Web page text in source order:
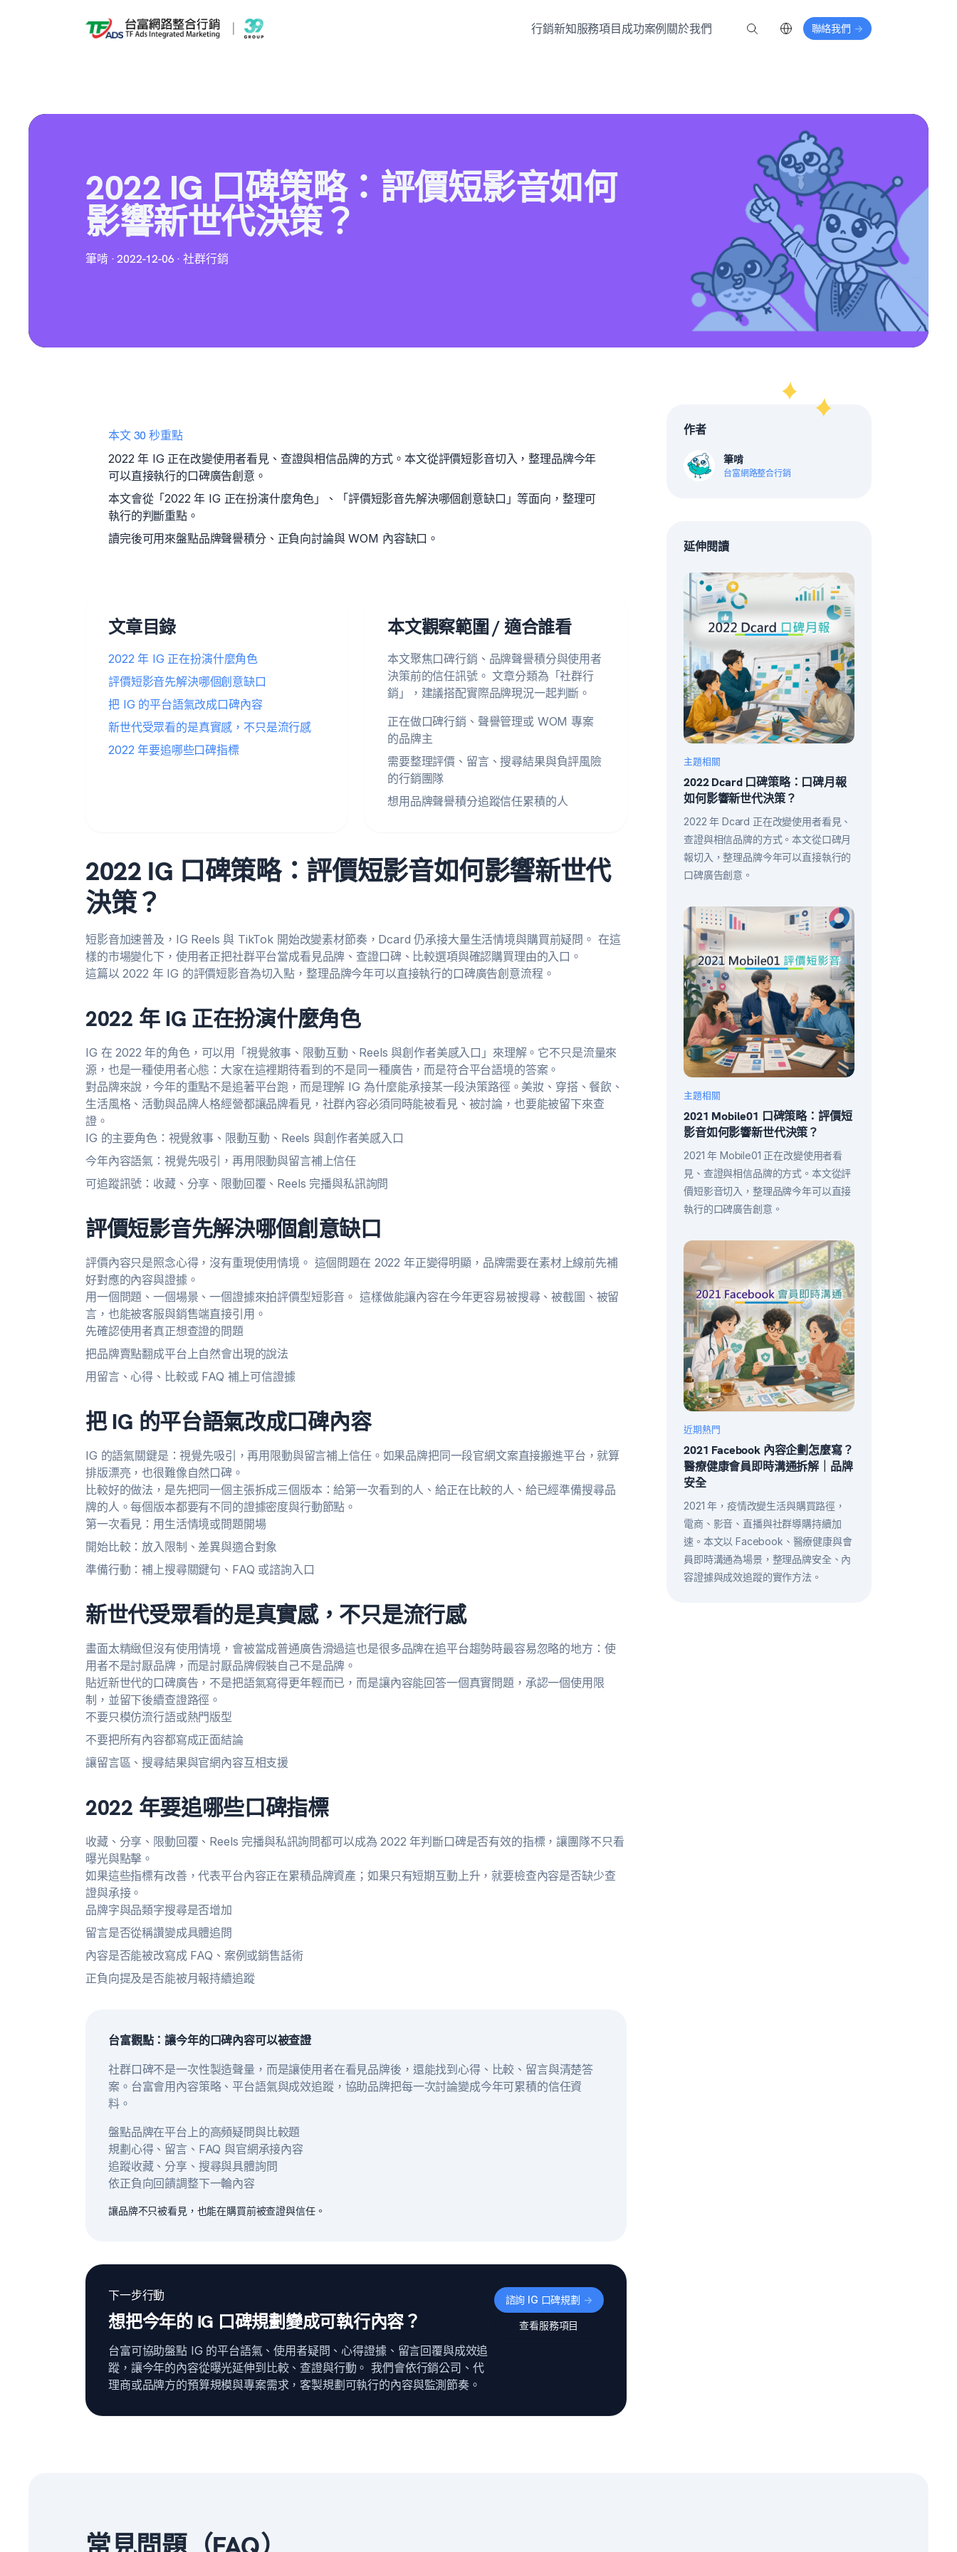
行銷新知服務項目 成功案例 關於我們 聯絡我們 ->
2022 IG 口碑策略：評價短影音如何
影響新世代決策？
筆啃 · 2022-12-06 · 社群行銷
本文 30 秒重點
2022 年 IG 正在改變使用者看見、查證與相信品牌的方式。本文從評價短影音切入，整理品牌今年
可以直接執行的口碑廣告創意。
本文會從「2022 年 IG 正在扮演什麼角色」、「評價短影音先解決哪個創意缺口」等面向，整理可
執行的判斷重點。
讀完後可用來盤點品牌聲譽積分、正負向討論與 WOM 內容缺口。
文章目錄
2022 年 IG 正在扮演什麼角色
評價短影音先解決哪個創意缺口
把 IG 的平台語氣改成口碑內容
新世代受眾看的是真實感，不只是流行感
2022 年要追哪些口碑指標
本文觀察範圍 / 適合誰看
本文聚焦口碑行銷、品牌聲譽積分與使用者
決策前的信任訊號。 文章分類為「社群行
銷」，建議搭配實際品牌現況一起判斷。
正在做口碑行銷、聲譽管理或 WOM 專案
的品牌主
需要整理評價、留言、搜尋結果與負評風險
的行銷團隊
想用品牌聲譽積分追蹤信任累積的人
2022 IG 口碑策略：評價短影音如何影響新世代
決策？
短影音加速普及，IG Reels 與 TikTok 開始改變素材節奏，Dcard 仍承接大量生活情境與購買前疑問。 在這
樣的市場變化下，使用者正把社群平台當成看見品牌、查證口碑、比較選項與確認購買理由的入口。
這篇以 2022 年 IG 的評價短影音為切入點，整理品牌今年可以直接執行的口碑廣告創意流程。
2022 年 IG 正在扮演什麼角色
IG 在 2022 年的角色，可以用「視覺敘事、限動互動、Reels 與創作者美感入口」來理解。它不只是流量來
源，也是一種使用者心態：大家在這裡期待看到的不是同一種廣告，而是符合平台語境的答案。
對品牌來說，今年的重點不是追著平台跑，而是理解 IG 為什麼能承接某一段決策路徑。美妝、穿搭、餐飲、
生活風格、活動與品牌人格經營都讓品牌看見，社群內容必須同時能被看見、被討論，也要能被留下來查
證。
IG 的主要角色：視覺敘事、限動互動、Reels 與創作者美感入口
今年內容語氣：視覺先吸引，再用限動與留言補上信任
可追蹤訊號：收藏、分享、限動回覆、Reels 完播與私訊詢問
評價短影音先解決哪個創意缺口
評價內容只是照念心得，沒有重現使用情境。 這個問題在 2022 年正變得明顯，品牌需要在素材上線前先補
好對應的內容與證據。
用一個問題、一個場景、一個證據來拍評價型短影音。 這樣做能讓內容在今年更容易被搜尋、被截圖、被留
言，也能被客服與銷售端直接引用。
先確認使用者真正想查證的問題
把品牌賣點翻成平台上自然會出現的說法
用留言、心得、比較或 FAQ 補上可信證據
把 IG 的平台語氣改成口碑內容
IG 的語氣關鍵是：視覺先吸引，再用限動與留言補上信任。如果品牌把同一段官網文案直接搬進平台，就算
排版漂亮，也很難像自然口碑。
比較好的做法，是先把同一個主張拆成三個版本：給第一次看到的人、給正在比較的人、給已經準備搜尋品
牌的人。每個版本都要有不同的證據密度與行動節點。
第一次看見：用生活情境或問題開場
開始比較：放入限制、差異與適合對象
準備行動：補上搜尋關鍵句、FAQ 或諮詢入口
新世代受眾看的是真實感，不只是流行感
畫面太精緻但沒有使用情境，會被當成普通廣告滑過這也是很多品牌在追平台趨勢時最容易忽略的地方：使
用者不是討厭品牌，而是討厭品牌假裝自己不是品牌。
貼近新世代的口碑廣告，不是把語氣寫得更年輕而已，而是讓內容能回答一個真實問題，承認一個使用限
制，並留下後續查證路徑。
不要只模仿流行語或熱門版型
不要把所有內容都寫成正面結論
讓留言區、搜尋結果與官網內容互相支援
2022 年要追哪些口碑指標
收藏、分享、限動回覆、Reels 完播與私訊詢問都可以成為 2022 年判斷口碑是否有效的指標，讓團隊不只看
曝光與點擊。
如果這些指標有改善，代表平台內容正在累積品牌資產；如果只有短期互動上升，就要檢查內容是否缺少查
證與承接。
品牌字與品類字搜尋是否增加
留言是否從稱讚變成具體追問
內容是否能被改寫成 FAQ、案例或銷售話術
正負向提及是否能被月報持續追蹤
台富觀點：讓今年的口碑內容可以被查證
社群口碑不是一次性製造聲量，而是讓使用者在看見品牌後，還能找到心得、比較、留言與清楚答
案。台富會用內容策略、平台語氣與成效追蹤，協助品牌把每一次討論變成今年可累積的信任資
料。
盤點品牌在平台上的高頻疑問與比較題
規劃心得、留言、FAQ 與官網承接內容
追蹤收藏、分享、搜尋與具體詢問
依正負向回饋調整下一輪內容
讓品牌不只被看見，也能在購買前被查證與信任。
下一步行動
想把今年的 IG 口碑規劃變成可執行內容？
台富可協助盤點 IG 的平台語氣、使用者疑問、心得證據、留言回覆與成效追
蹤，讓今年的內容從曝光延伸到比較、查證與行動。 我們會依行銷公司、代
理商或品牌方的預算規模與專案需求，客製規劃可執行的內容與監測節奏。
諮詢 IG 口碑規劃 ->
查看服務項目
作者
筆啃
台富網路整合行銷
延伸閱讀
主題相關
2022 Dcard 口碑策略：口碑月報
如何影響新世代決策？
2022 年 Dcard 正在改變使用者看見、
查證與相信品牌的方式。本文從口碑月
報切入，整理品牌今年可以直接執行的
口碑廣告創意。
主題相關
2021 Mobile01 口碑策略：評價短
影音如何影響新世代決策？
2021 年 Mobile01 正在改變使用者看
見、查證與相信品牌的方式。本文從評
價短影音切入，整理品牌今年可以直接
執行的口碑廣告創意。
近期熱門
2021 Facebook 內容企劃怎麼寫？
醫療健康會員即時溝通拆解｜品牌
安全
2021 年，疫情改變生活與購買路徑，
電商、影音、直播與社群導購持續加
速。本文以 Facebook、醫療健康與會
員即時溝通為場景，整理品牌安全、內
容證據與成效追蹤的實作方法。